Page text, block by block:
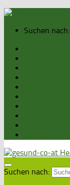
Suchen nach:
Suchen nach: